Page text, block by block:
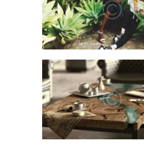
News febrero 10,
News febrero 6,